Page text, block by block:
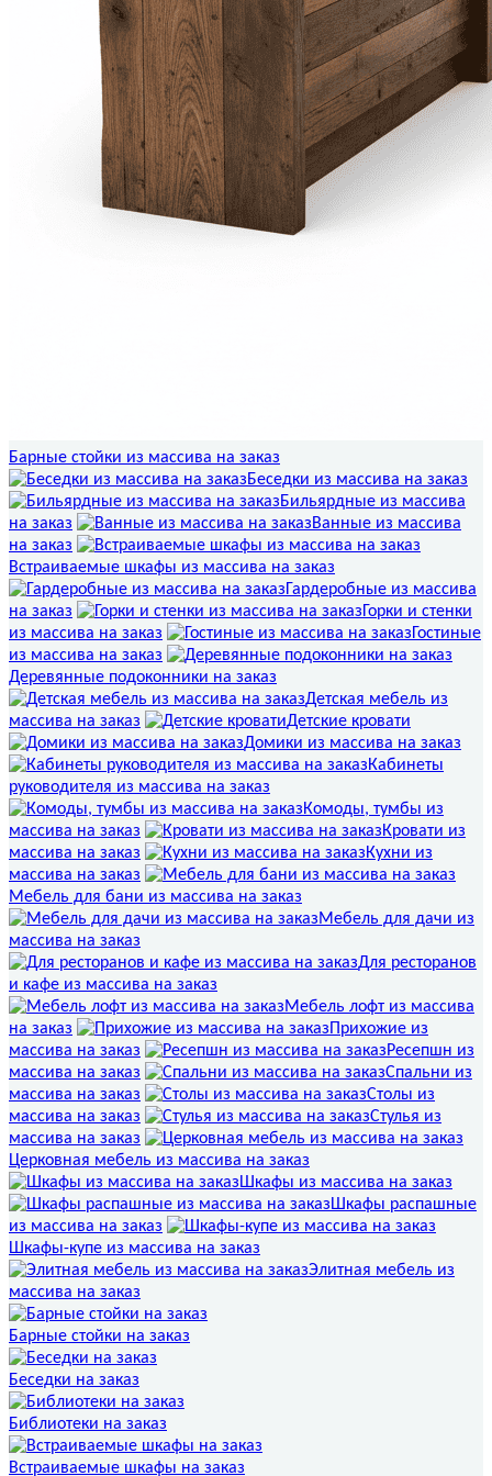
Барные стойки из массива на заказ
Беседки из массива на заказ
Бильярдные из массива
на заказ
Ванные из массива
на заказ
Встраиваемые шкафы из массива на заказ
Гардеробные из массива
на заказ
Горки и стенки
из массива на заказ
Гостиные
из массива на заказ
Деревянные подоконники на заказ
Детская мебель из
массива на заказ
Детские кровати
Домики из массива на заказ
Кабинеты
руководителя из массива на заказ
Комоды, тумбы из
массива на заказ
Кровати из
массива на заказ
Кухни из
массива на заказ
Мебель для бани из массива на заказ
Мебель для дачи из
массива на заказ
Для ресторанов
и кафе из массива на заказ
Мебель лофт из массива
на заказ
Прихожие из
массива на заказ
Ресепшн из
массива на заказ
Спальни из
массива на заказ
Столы из
массива на заказ
Стулья из
массива на заказ
Церковная мебель из массива на заказ
Шкафы из массива на заказ
Шкафы распашные
из массива на заказ
Шкафы-купе из массива на заказ
Элитная мебель из
массива на заказ
Барные стойки на заказ
Беседки на заказ
Библиотеки на заказ
Встраиваемые шкафы на заказ